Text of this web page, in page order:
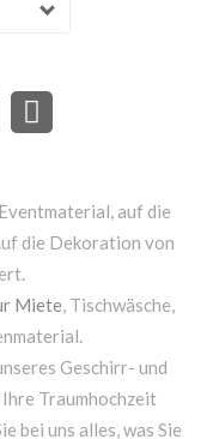
auf die
die Dekoration von
Miete, Tischwäsche,
Geschirr- und
Traumhochzeit
bei uns alles, was Sie